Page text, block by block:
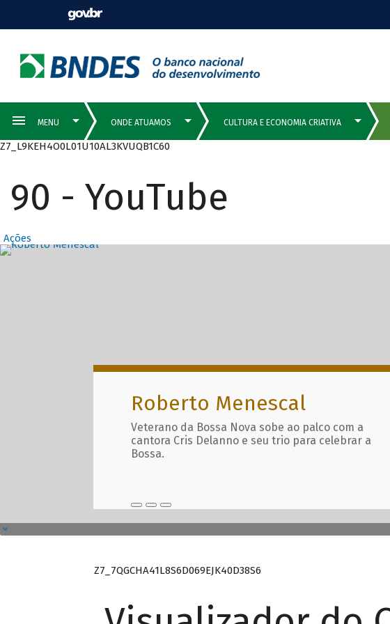
Z7_L9KEH4O0L01U10AL3KVUQB1C60
90 - YouTube
Ações
Destaques
Roberto Menescal
Veterano da Bossa Nova sobe ao palco com a
cantora Cris Delanno e seu trio para celebrar a
Bossa.
Z7_7QGCHA41L8S6D069EJK40D38S6